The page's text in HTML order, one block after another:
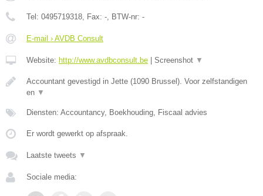
Tel: 0495719318 , Fax: - , BTW-nr: -
E-mail › AVDB Consult
Website: http://www.avdbconsult.be | Screenshot ▼
Accountant gevestigd in Jette (1090 Brussel). Voor zelfstandigen
en ▼
Diensten: Accountancy, Boekhouding, Fiscaal advies
Er wordt gewerkt op afspraak.
Laatste tweets ▼
Sociale media: